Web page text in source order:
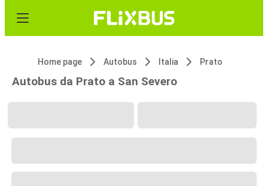
Home page Autobus Italia Prato
Autobus da Prato a San Severo